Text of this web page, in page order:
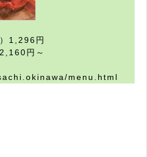
1,296円
円～
menu.html